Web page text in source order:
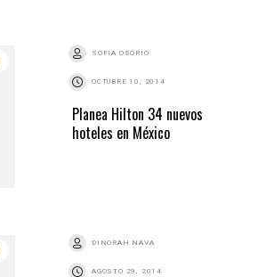
SOFIA OSORIO
OCTUBRE 10, 2014
Planea Hilton 34 nuevos
hoteles en México
DINORAH NAVA
AGOSTO 29, 2014